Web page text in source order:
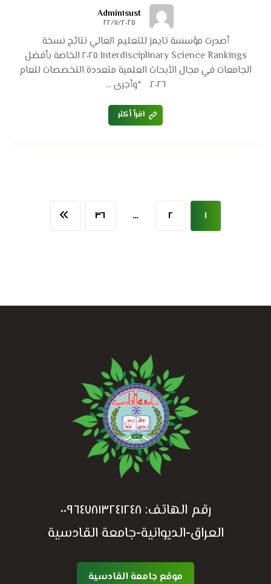
Admin١sust
٢٢/١١/٢٠٢٥
أصدرت مؤسسة تايمز للتعليم العالي نتائج نسخة
Interdisciplinary Science Rankings ٢٠٢٥ الخاصة بأفضل
الجامعات في مجال الأبحاث العلمية متعددة التخصصات للعام
٢٠٢٦. *وأجرى ...
اقرأ أكثر
١ ٢ … ٣٦
رقم الهاتف: ٠٠٩٦٤٧٨١٣٢٤١٢٤٨
العراق-الديوانية-جامعة القادسية
موقع جامعة القادسية